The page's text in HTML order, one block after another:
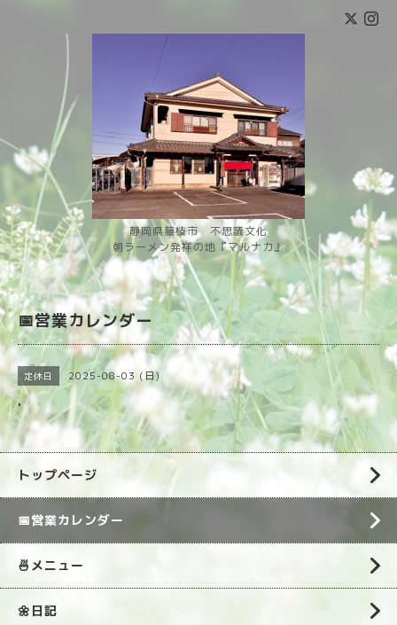
静岡県藤枝市 不思議文化
朝ラーメン発祥の地『マルナカ』
📅営業カレンダー
定休日 2025-08-03 (日)
.
トップページ
📅営業カレンダー
🍜メニュー
🌼日記